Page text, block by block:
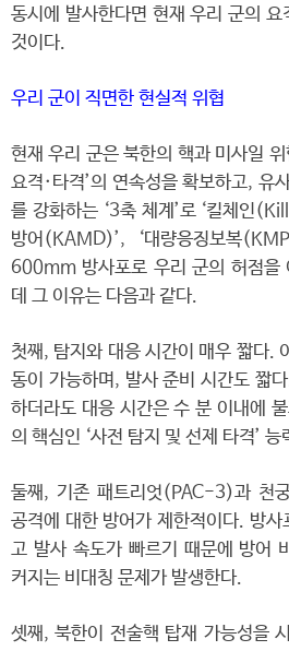
동시에 발사한다면 현재 우리 군의
것이다.
우리 군이 직면한 현실적 위협
현재 우리 군은 북한의 핵과 미사일 위
요격·타격’의 연속성을 확보하고, 유
를 강화하는 ‘3축 체계’로 ‘킬체인
방어(KAMD)’, ‘대량응징보복
600mm 방사포로 우리 군의 허점을
데 그 이유는 다음과 같다.
첫째, 탐지와 대응 시간이 매우 짧다.
동이 가능하며, 발사 준비 시간도 짧
하더라도 대응 시간은 수 분 이내에
의 핵심인 ‘사전 탐지 및 선제 타격’
둘째, 기존 패트리엇(PAC-3)과 천
공격에 대한 방어가 제한적이다. 방
고 발사 속도가 빠르기 때문에 방어
커지는 비대칭 문제가 발생한다.
셋째, 북한이 전술핵 탑재 가능성을